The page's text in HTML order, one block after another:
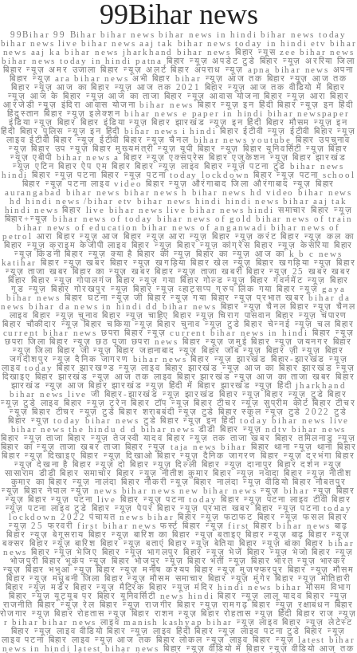
99Bihar news
99Bihar 99 Bihar bihar news bihar news in hindi bihar news today
bihar news live bihar news aaj tak bihar news today in hindi etv bihar
news aaj ka bihar news jharkhand bihar news बिहार न्यूस zee bihar news
bihar news today in hindi patna बिहार न्यूज़ अपडेट टुडे बिहार न्यूज़ अररिया जिला
बिहार न्यूज़ अमर उजाला बिहार न्यूज़ अलर्ट बिहार अपराध न्यूज़ apna bihar news अपना
बिहार न्यूज़ ara bihar news अभी बिहार bihar न्यूज़ आज तक बिहार न्यूज़ आज तक
बिहार न्यूज़ आज का बिहार न्यूज़ आज तक 2021 बिहार न्यूज़ आज तक वीडियो में बिहार
न्यूज़ आज के बिहार न्यूज़ आज का ताजा बिहार न्यूज़ आवास योजना बिहार न्यूज़ आरा बिहार
आरजेडी न्यूज़ इंदिरा आवास योजना bihar news बिहार न्यूज़ इन हिंदी बिहार न्यूज़ इन हिंदी
हिंदुस्तान बिहार न्यूज़ इलेक्शन bihar news e paper in hindi bihar newspaper
इंडिया न्यूज़ बिहार बिहार इंडिया न्यूज़ बिहार झारखंड न्यूज़ इन हिंदी बिहार मौसम न्यूज़ इन
हिंदी बिहार पुलिस न्यूज़ इन हिंदी bihar news i hindi बिहार ईटीवी न्यूज़ ईटीवी बिहार न्यूज़
लाइव ईटीवी बिहार न्यूज़ ईटीवी बिहार न्यूज़ चैनल bihar news youtube बिहार उपचुनाव
न्यूज़ बिहार उप न्यूज़ बिहार मुख्यमंत्री न्यूज़ यूपी बिहार न्यूज़ बिहार यूनिवर्सिटी न्यूज़ बिहार
न्यूज़ एबीपी bihar news a बिहार न्यूज़ एक्सप्रेस बिहार एजुकेशन न्यूज़ बिहार झारखंड
न्यूज़ एटिन बिहार ऐप एम बिहार बिहार न्यूज़ लाइव बिहार न्यूज़ पटना टुडे bihar news
hindi बिहार न्यूज़ पटना बिहार न्यूज़ पटना today lockdown बिहार न्यूज़ पटना school
बिहार न्यूज़ पटना लाइव video बिहार न्यूज़ औरंगाबाद जिला औरंगाबाद न्यूज़ बिहार
aurangabad bihar news bihar news h bihar news hd video bihar news
hd hindi news /bihar etv bihar news hindi hindi news bihar aaj tak
hindi news बिहार live bihar news live bihar news hindi समाचार बिहार न्यूज़
बिहार+न्यूज़ bihar news of today bihar news of gold bihar news of train
bihar news of education bihar news of anganwadi bihar news of
petrol आरा बिहार न्यूज़ आज बिहार न्यूज़ आरा न्यूज़ बिहार न्यूज़ करंट बिहार न्यूज़ कल का
बिहार न्यूज़ क्राइम केजीपी लाइव बिहार न्यूज़ बिहार न्यूज़ कांग्रेस बिहार न्यूज़ केसरिया बिहार
न्यूज़ किडनी बिहार न्यूज़ क्या है बिहार की न्यूज़ बिहार का न्यूज़ आज का k b c news
katihar बिहार न्यूज़ खबर बिहार न्यूज़ खगड़िया बिहार खेल न्यूज़ बिहार खगड़िया न्यूज़ बिहार
न्यूज़ ताजा खबर बिहार का न्यूज़ खबर बिहार न्यूज़ ताजा खबरी बिहार न्यूज़ 25 खबर खबर
बिहार बिहार न्यूज़ गोपालगंज बिहार न्यूज़ गया बिहार गोल्ड न्यूज़ बिहार गवर्नमेंट न्यूज़ बिहार
गुड न्यूज़ बिहार गोरखपुर न्यूज़ बिहार न्यूज़ व्हाट्सप्प ग्रुप लिंक गया बिहार न्यूज़ gaya
bihar news बिहार घटना न्यूज़ जी बिहार न्यूज़ गया बिहार न्यूज़ प्रभात खबर bihar da
news bihar da news in hindi dd bihar news बिहार न्यूज़ चैनल बिहार न्यूज़ चैनल
लाइव बिहार न्यूज़ चुनाव बिहार न्यूज़ चाहिए बिहार न्यूज़ चिराग पासवान बिहार न्यूज़ चंपारण
बिहार चौकीदार न्यूज़ बिहार चकिया न्यूज़ बिहार चुनाव न्यूज़ टुडे बिहार चेन्नई न्यूज़ चल बिहार
current bihar news छपरा बिहार न्यूज़ current bihar news in hindi बिहार न्यूज़
छपरा जिला बिहार न्यूज़ छठ पूजा छपरा news बिहार न्यूज़ जमुई बिहार न्यूज़ जयनगर बिहार
न्यूज़ जिला बिहार जी न्यूज़ बिहार जहानाबाद न्यूज़ बिहार जॉब न्यूज़ बिहार ज़ी न्यूज़ बिहार
जगदीशपुर न्यूज़ दैनिक जागरण bihar news बिहार न्यूज़ झारखंड बिहार-झारखंड न्यूज़
लाइव today बिहार झारखण्ड न्यूज़ लाइव बिहार झारखंड न्यूज़ आज का बिहार झारखंड न्यूज़
दिखाइए बिहार झारखंड न्यूज़ आज तक लाइव बिहार झारखंड न्यूज़ आज का ताजा खबर बिहार
झारखंड न्यूज़ आज बिहार झारखंड न्यूज़ हिंदी में बिहार झारखंड न्यूज़ हिंदी jharkhand
bihar news live जी बिहार-झारखंड न्यूज़ झारखंड बिहार न्यूज़ बिहार न्यूज़ टुडे बिहार
न्यूज़ टुडे लाइव बिहार न्यूज़ ट्रेन बिहार टॉप न्यूज़ बिहार टीचर न्यूज़ सुप्रीम कोर्ट बिहार टीचर
न्यूज़ बिहार टीचर न्यूज़ टुडे बिहार शराबबंदी न्यूज़ टुडे बिहार स्कूल न्यूज़ टुडे 2022 टुडे
बिहार न्यूज़ today bihar news टुडे बिहार न्यूज़ इन हिंदी today bihar news live
bihar news the hindu d d bihar news डीडी बिहार न्यूज़ ndtv bihar news
बिहार न्यूज़ ताजा बिहार न्यूज़ तेजस्वी यादव बिहार न्यूज़ तक ताजा खबर बिहार तमिलनाडु न्यूज़
बिहार का न्यूज़ ताजा खबर ताजा बिहार न्यूज़ taja news bihar बिहार थाना न्यूज़ थाना बिहार
बिहार न्यूज़ दिखाइए बिहार न्यूज़ दिखाओ बिहार न्यूज़ दैनिक जागरण बिहार न्यूज़ दरभंगा बिहार
न्यूज़ देखना है बिहार न्यूज़ दो बिहार न्यूज़ दिल्ली बिहार न्यूज़ दानापुर बिहार दर्शन न्यूज़
सासाराम डीडी बिहार समाचार बिहार न्यूज़ नीतीश कुमार बिहार न्यूज़ नवादा बिहार न्यूज़ नीतीश
कुमार का बिहार न्यूज़ नालंदा बिहार नौकरी न्यूज़ बिहार नालंदा न्यूज़ वीडियो बिहार नौबतपुर
न्यूज़ बिहार नेपाल न्यूज़ news bihar news new bihar news न्यूज़ bihar न्यूज़ बिहार
न्यूज़ बिहार न्यूज़ पटना live बिहार न्यूज़ पटना today बिहार न्यूज़ पटना लाइव टीवी बिहार
न्यूज़ पटना लाइव टुडे बिहार न्यूज़ पेपर बिहार न्यूज़ प्रभात खबर बिहार न्यूज़ पटना today
lockdown 2022 पंचायत news bihar बिहार न्यूज़ फटाफट बिहार न्यूज़ फसल बिहार
न्यूज़ 25 फरवरी first bihar news फर्स्ट बिहार न्यूज़ first बिहार bihar news बाढ़
बिहार न्यूज़ बेगूसराय बिहार न्यूज़ बारिश का बिहार न्यूज़ बताइए बिहार न्यूज़ बाढ़ बिहार न्यूज़
बक्सर बिहार न्यूज़ बारिश बिहार न्यूज़ बताएं बिहार न्यूज़ बेतिया बिहार न्यूज़ बांका बिहार bihar
news बिहार न्यूज़ भेजिए बिहार न्यूज़ भागलपुर बिहार न्यूज़ भेजें बिहार न्यूज़ भेजो बिहार न्यूज़
भोजपुरी बिहार भूकंप न्यूज़ बिहार भोजपुर न्यूज़ बिहार भर्ती न्यूज़ बिहार भारत न्यूज़ भास्कर
न्यूज़ बिहार भभुआ न्यूज़ बिहार न्यूज़ मनीष कश्यप बिहार न्यूज़ मुजफ्फरपुर बिहार न्यूज़ मौसम
बिहार न्यूज़ मधुबनी जिला बिहार न्यूज़ मौसम समाचार बिहार न्यूज़ मुंगेर बिहार न्यूज़ मोतिहारी
बिहार न्यूज़ मर्डर बिहार न्यूज़ मैट्रिक बिहार न्यूज़ मंदिर hindi news bihar मौसम विभाग
बिहार न्यूज़ यूट्यूब पर बिहार यूनिवर्सिटी news hindi बिहार न्यूज़ लालू यादव बिहार न्यूज़
राजनीति बिहार न्यूज़ रेल बिहार न्यूज़ राजगीर बिहार न्यूज़ रामगढ़ बिहार न्यूज़ रक्षाबंधन बिहार
रोजगार न्यूज़ बिहार रोहतास न्यूज़ बिहार राशन न्यूज़ बिहार रोहतास न्यूज़ हिंदी बिहार राज न्यूज़
r bihar bihar news लाइव manish kashyap bihar न्यूज़ लाइव बिहार न्यूज़ लेटेस्ट
बिहार न्यूज़ लाइव वीडियो बिहार न्यूज़ लाइव हिंदी बिहार न्यूज़ लाइव पटना टुडे बिहार न्यूज़
लाइव पटना बिहार लाइव न्यूज़ आज तक बिहार लोकल न्यूज़ लाइव बिहार न्यूज़ latest bihar
news in hindi latest bihar news बिहार न्यूज़ वीडियो में बिहार न्यूज़ वीडियो आज तक